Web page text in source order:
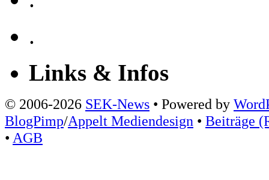
.
Links & Infos
© 2006-2026 SEK-News • Powered by
BlogPimp/Appelt Mediendesign • Beiträge
• AGB